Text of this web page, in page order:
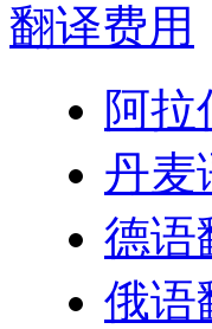
翻译费用
阿拉
丹麦
德语
俄语